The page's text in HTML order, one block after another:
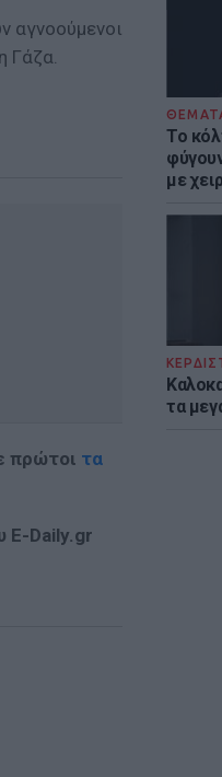
Το
με
τα
αγνοούμενοι
Γάζα.
πρώτοι τα
E-Daily.gr